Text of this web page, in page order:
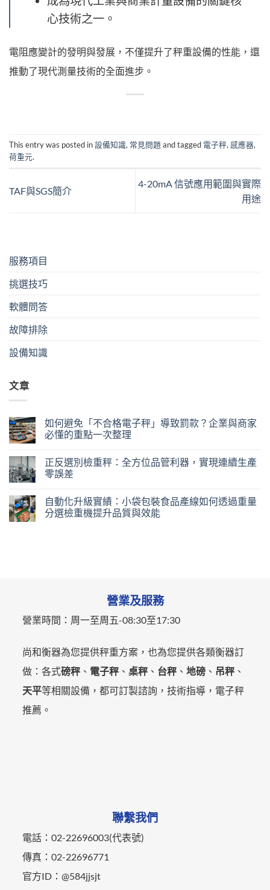
服務項目
挑選技巧
軟體問答
故障排除
設備知識
文章
如何避免「不合格電子秤」導致罰款？企業與商家
必懂的重點一次整理
正反選別檢重秤：全方位品管利器，實現連續生產
零誤差
自動化升級實績：小袋包裝食品產線如何透過重量
分選檢重機提升品質與效能
心技術之一。
電阻應變計的發明與發展，不僅提升了秤重設備的性能，還
推動了現代測量技術的全面進步。
This entry was posted in設備知識, 常見問題 and tagged 電子秤, 感應器,
荷重元.
TAF與SGS簡介
4-20mA 信號應用範圍與實際
用途
營業及服務
營業時間： 周一至周五-08:30至17:30
尚和衡器為您提供秤重方案，也為您提供各類衡器訂
做：各式磅秤 、 電子秤 、桌秤 、 台秤 、地磅 、 吊秤 、
天平等相關設備，都可訂製諮詢，技術指導，電子秤
推薦。
聯繫我們
電話：02-22696003(代表號)
傳真：02-22696771
官方ID：@584jjsjt